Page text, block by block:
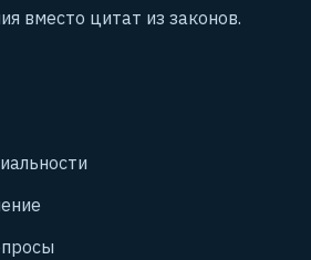
вместо цитат из законов.